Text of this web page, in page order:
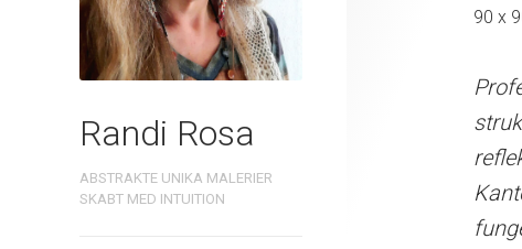
Randi Rosa
ABSTRAKTE UNIKA MALERIER
SKABT MED INTUITION
100 x 80 cm
Professionelle malemedier
kobber fanger og
enten gemmes i en
selv. Signatur i guld.
90 x